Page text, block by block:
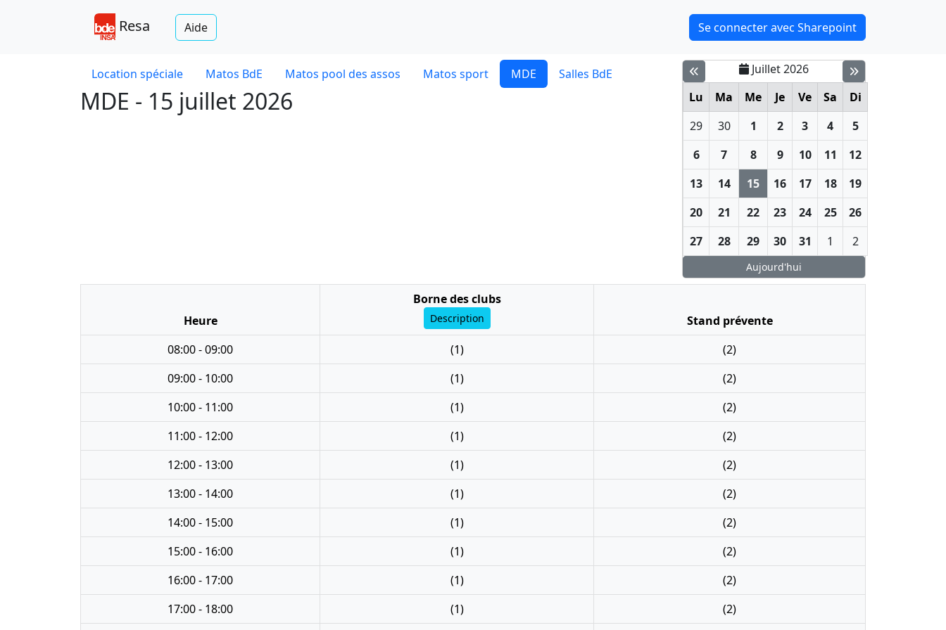
Resa Aide Se connecter avec Sharepoint
Location spéciale Matos BdE Matos pool des assos Matos sport MDE Salles BdE
MDE - 15 juillet 2026
Juillet 2026
Lu
Ma Me Je Ve Sa
Di
29
30 1 2 3 4
5
6
7 8 9 10 11
12
13
14 15 16 17 18
19
20
21 22 23 24 25
26
27
28 29 30 31 1 2
Aujourd'hui
Heure
Borne des clubs
Description
Stand prévente
08:00 - 09:00
(1)
(2)
09:00 - 10:00
(1)
(2)
10:00 - 11:00
(1)
(2)
11:00 - 12:00
(1)
(2)
12:00 - 13:00
(1)
(2)
13:00 - 14:00
(1)
(2)
14:00 - 15:00
(1)
(2)
15:00 - 16:00
(1)
(2)
16:00 - 17:00
(1)
(2)
17:00 - 18:00
(1) (2)